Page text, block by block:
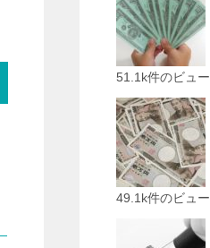
51.1k件のビュー
49.1k件のビュー